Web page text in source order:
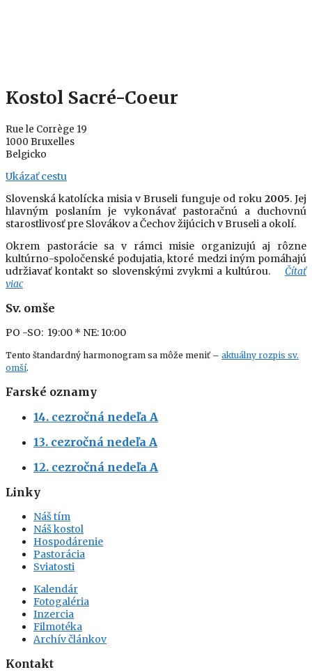
Kostol Sacré-Coeur
Rue le Corrège 19
1000 Bruxelles
Belgicko
Ukázať cestu
Slovenská katolícka misia v Bruseli funguje od roku 2005. Jej
hlavným poslaním je vykonávať pastoračnú a duchovnú
starostlivosť pre Slovákov a Čechov žijúcich v Bruseli a okolí.
Okrem pastorácie sa v rámci misie organizujú aj rôzne
kultúrno-spoločenské podujatia, ktoré medzi iným pomáhajú
udržiavať kontakt so slovenskými zvykmi a kultúrou. Čítať
viac
Sv. omše
PO -SO: 19:00 * NE: 10:00
Tento štandardný harmonogram sa môže meniť – aktuálny rozpis sv.
omší.
Farské oznamy
14. cezročná nedeľa A
13. cezročná nedeľa A
12. cezročná nedeľa A
Linky
Náš tím
Náš kostol
Hospodárenie
Pastorácia
Sviatosti
Kalendár
Fotogaléria
Inzercia
Filmotéka
Archív článkov
Kontakt